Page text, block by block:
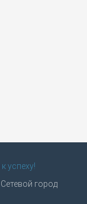
к успеху!
Сетевой город